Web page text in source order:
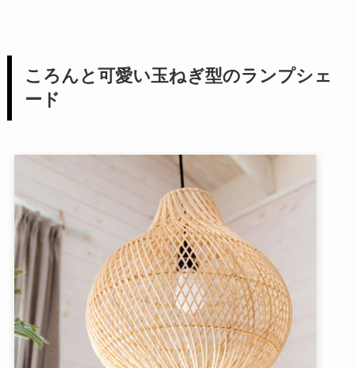
ころんと可愛い玉ねぎ型のランプシェ
ード